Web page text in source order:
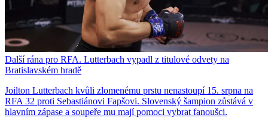
Další rána pro RFA. Lutterbach vypadl z titulové odvety na
Bratislavském hradě
Joilton Lutterbach kvůli zlomenému prstu nenastoupí 15. srpna na
RFA 32 proti Sebastiánovi Fapšovi. Slovenský šampion zůstává v
hlavním zápase a soupeře mu mají pomoci vybrat fanoušci.